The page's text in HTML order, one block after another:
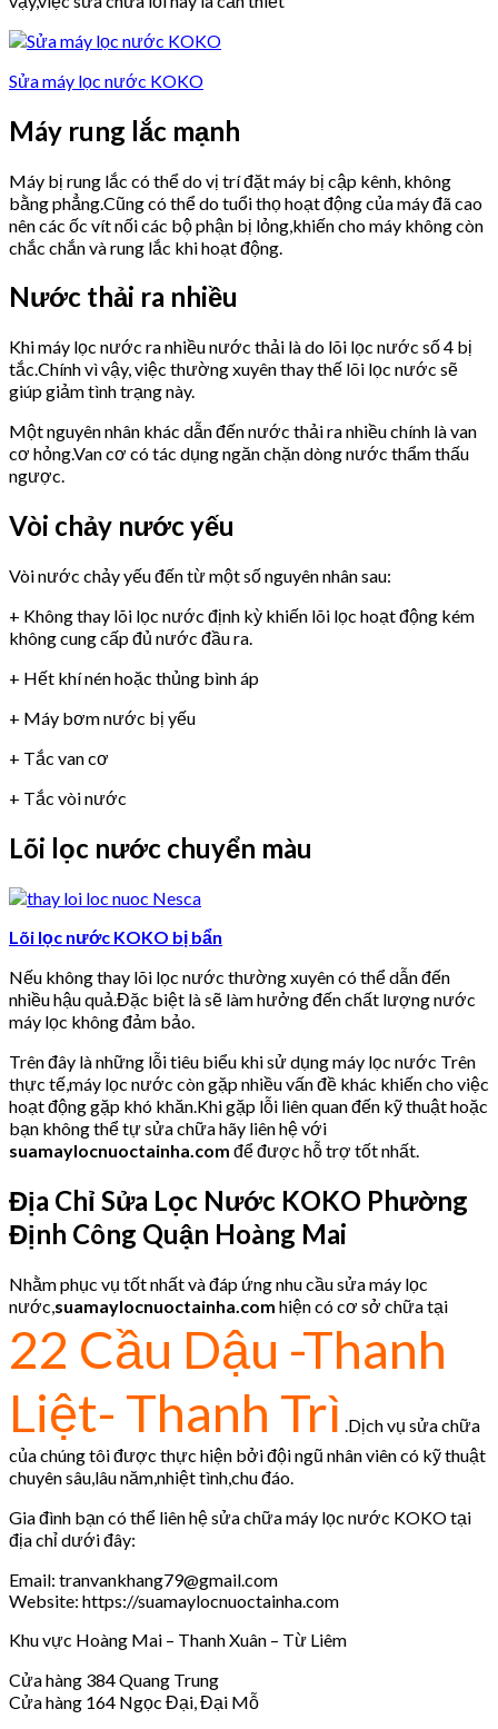
Sửa máy lọc nước KOKO
Máy rung lắc mạnh
Máy bị rung lắc có thể do vị trí đặt máy bị cập kênh, không
bằng phẳng.Cũng có thể do tuổi thọ hoạt động của máy đã cao
nên các ốc vít nối các bộ phận bị lỏng,khiến cho máy không còn
chắc chắn và rung lắc khi hoạt động.
Nước thải ra nhiều
Khi máy lọc nước ra nhiều nước thải là do lõi lọc nước số 4 bị
tắc.Chính vì vậy, việc thường xuyên thay thế lõi lọc nước sẽ
giúp giảm tình trạng này.
Một nguyên nhân khác dẫn đến nước thải ra nhiều chính là van
cơ hỏng.Van cơ có tác dụng ngăn chặn dòng nước thẩm thấu
ngược.
Vòi chảy nước yếu
Vòi nước chảy yếu đến từ một số nguyên nhân sau:
+ Không thay lõi lọc nước định kỳ khiến lõi lọc hoạt động kém
không cung cấp đủ nước đầu ra.
+ Hết khí nén hoặc thủng bình áp
+ Máy bơm nước bị yếu
+ Tắc van cơ
+ Tắc vòi nước
Lõi lọc nước chuyển màu
Lõi lọc nước KOKO bị bẩn
Nếu không thay lõi lọc nước thường xuyên có thể dẫn đến
nhiều hậu quả.Đặc biệt là sẽ làm hưởng đến chất lượng nước
máy lọc không đảm bảo.
Trên đây là những lỗi tiêu biểu khi sử dụng máy lọc nước Trên
thực tế,máy lọc nước còn gặp nhiều vấn đề khác khiến cho việc
hoạt động gặp khó khăn.Khi gặp lỗi liên quan đến kỹ thuật hoặc
bạn không thể tự sửa chữa hãy liên hệ với
suamaylocnuoctainha.com để được hỗ trợ tốt nhất.
Địa Chỉ Sửa Lọc Nước KOKO Phường
Định Công Quận Hoàng Mai
Nhằm phục vụ tốt nhất và đáp ứng nhu cầu sửa máy lọc
nước, suamaylocnuoctainha.com hiện có cơ sở chữa tại
22 Cầu Dậu -Thanh
Liệt- Thanh Trì .Dịch vụ sửa chữa
của chúng tôi được thực hiện bởi đội ngũ nhân viên có kỹ thuật
chuyên sâu,lâu năm,nhiệt tình,chu đáo.
Gia đình bạn có thể liên hệ sửa chữa máy lọc nước KOKO tại
địa chỉ dưới đây:
Email: tranvankhang79@gmail.com
Website: https://suamaylocnuoctainha.com
Khu vực Hoàng Mai – Thanh Xuân – Từ Liêm
Cửa hàng 384 Quang Trung
Cửa hàng 164 Ngọc Đại, Đại Mỗ